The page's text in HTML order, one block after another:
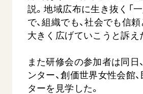
説。地域広布に生き抜く「
で、組織でも、社会でも信
大きく広げていこうと訴え
また研修会の参加者は同日
ンター、創価世界女性会館
ターを見学した。